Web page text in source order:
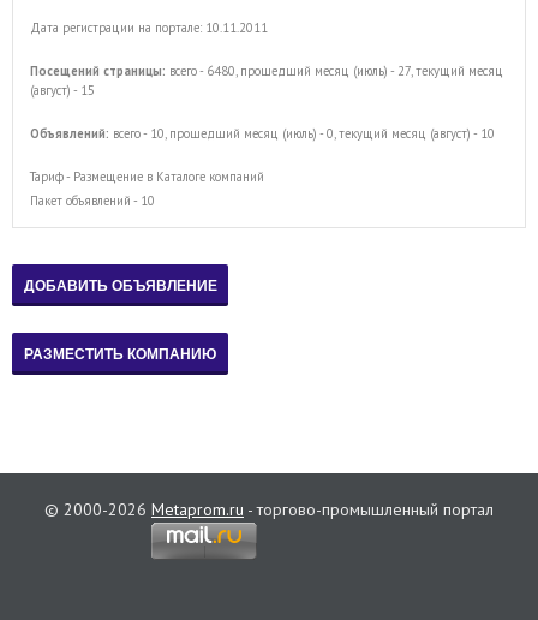
Дата регистрации на портале: 10.11.2011
Посещений страницы: всего - 6480, прошедший месяц (июль) - 27, текущий месяц
(август) - 15
Объявлений: всего - 10, прошедший месяц (июль) - 0, текущий месяц (август) - 10
Тариф - Размещение в Каталоге компаний
Пакет объявлений - 10
© 2000-2026 Metaprom.ru - торгово-промышленный портал